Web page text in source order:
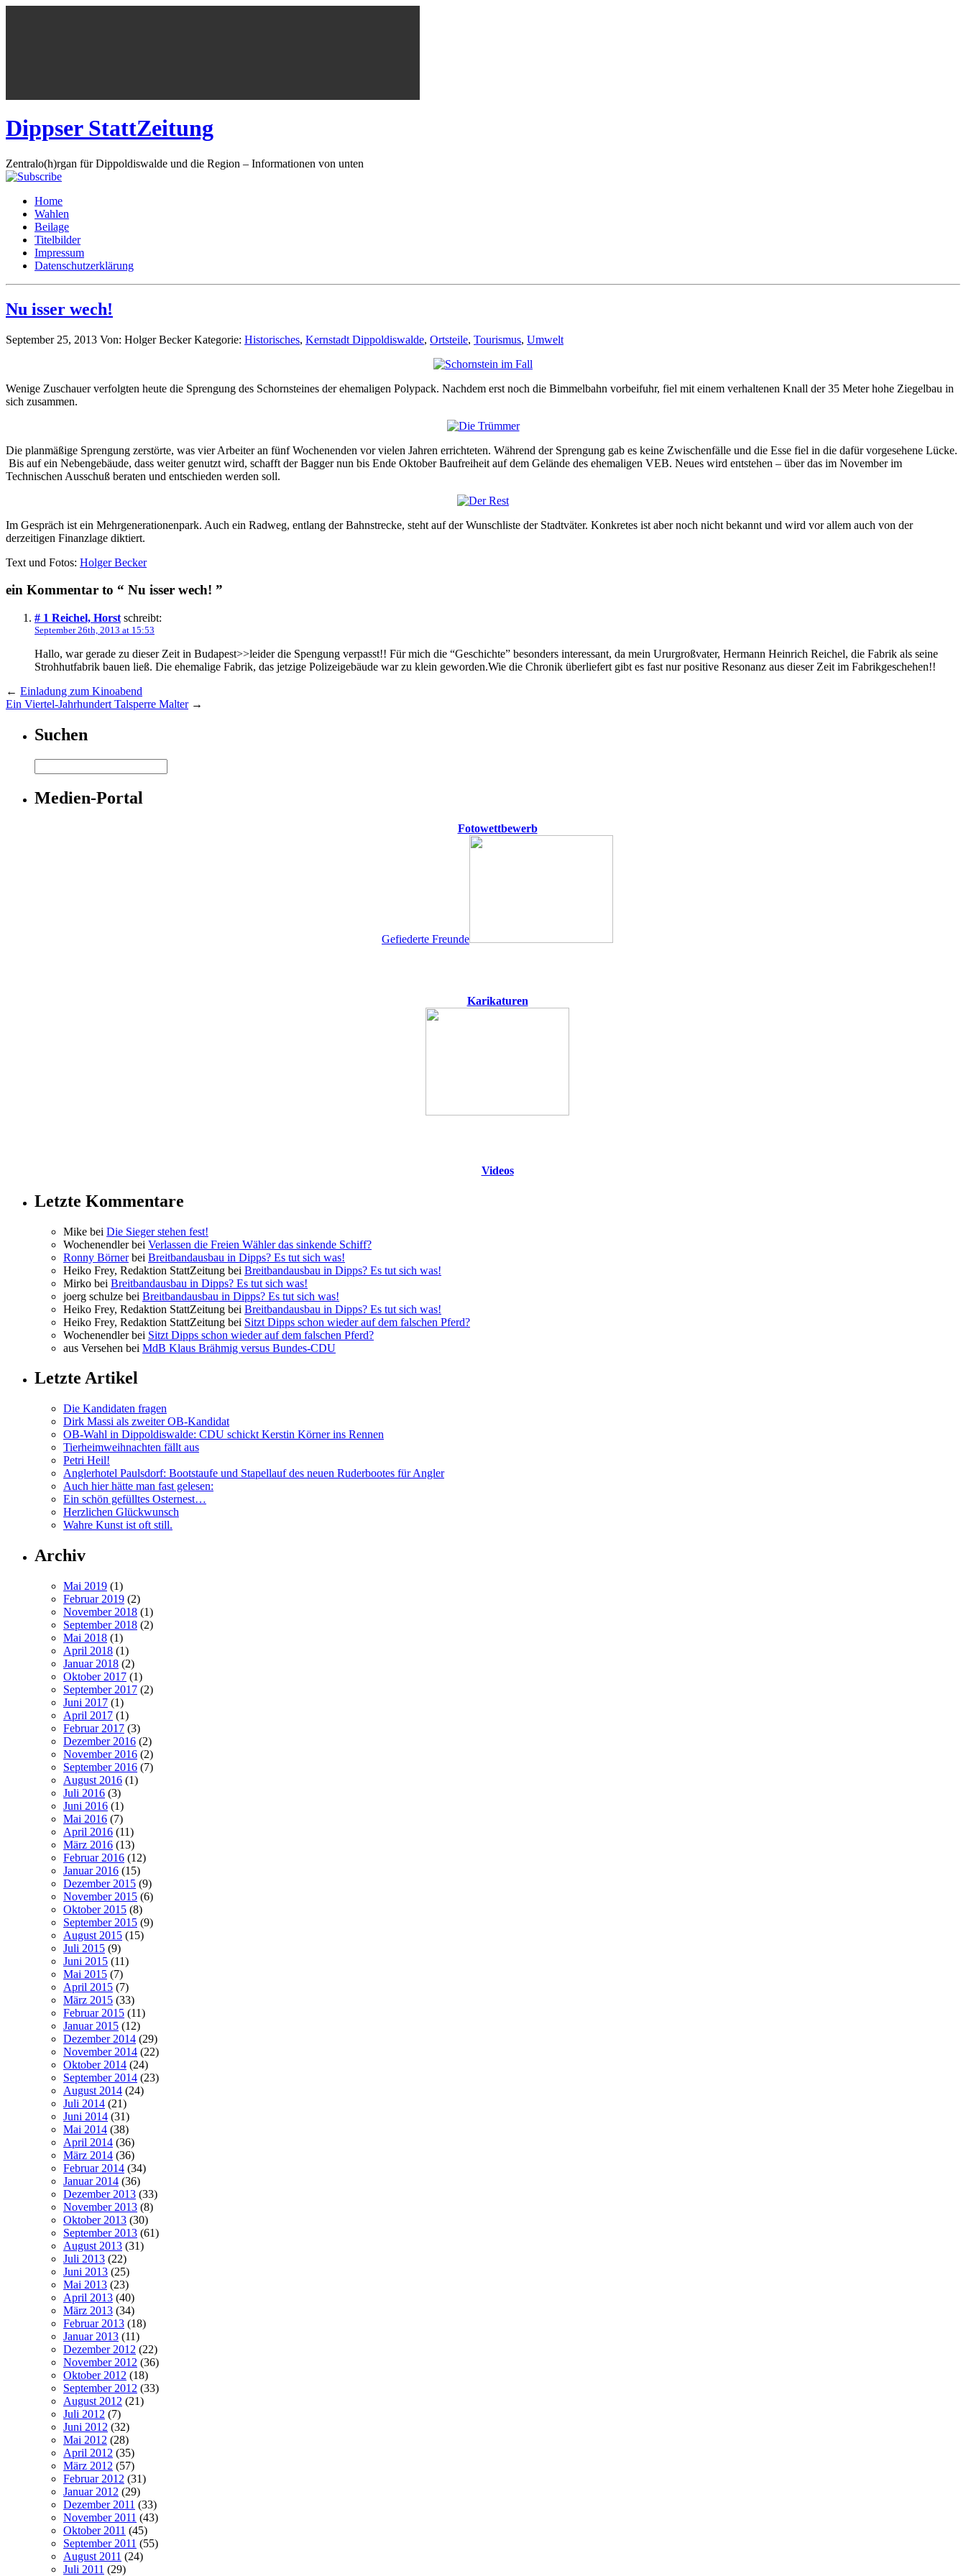
Dippser StattZeitung
Zentralo(h)rgan für Dippoldiswalde und die Region – Informationen von unten
Home
Wahlen
Beilage
Titelbilder
Impressum
Datenschutzerklärung
Nu isser wech!
September 25, 2013 Von: Holger BeckerKategorie: Historisches, Kernstadt Dippoldiswalde, Ortsteile, Tourismus, Umwelt
Wenige Zuschauer verfolgten heute die Sprengung des Schornsteines der ehemaligen Polypack. Nachdem erst noch die Bimmelbahn vorbeifuhr, fiel mit einem verhaltenen Knall der 35 Meter hohe Ziegelbau in
sich zusammen.
Die planmäßige Sprengung zerstörte, was vier Arbeiter an fünf Wochenenden vor vielen Jahren errichteten. Während der Sprengung gab es keine Zwischenfälle und die Esse fiel in die dafür vorgesehene Lücke.
Bis auf ein Nebengebäude, dass weiter genutzt wird, schafft der Bagger nun bis Ende Oktober Baufreiheit auf dem Gelände des ehemaligen VEB. Neues wird entstehen – über das im November im
Technischen Ausschuß beraten und entschieden werden soll.
Im Gespräch ist ein Mehrgenerationenpark. Auch ein Radweg, entlang der Bahnstrecke, steht auf der Wunschliste der Stadtväter. Konkretes ist aber noch nicht bekannt und wird vor allem auch von der
derzeitigen Finanzlage diktiert.
Text und Fotos: Holger Becker
ein Kommentar to “ Nu isser wech! ”
# 1 Reichel, Horst schreibt:
September 26th, 2013 at 15:53
Hallo, war gerade zu dieser Zeit in Budapest>>leider die Spengung verpasst!! Für mich die “Geschichte” besonders interessant, da mein Ururgroßvater, Hermann Heinrich Reichel, die Fabrik als seine
Strohhutfabrik bauen ließ. Die ehemalige Fabrik, das jetzige Polizeigebäude war zu klein geworden.Wie die Chronik überliefert gibt es fast nur positive Resonanz aus dieser Zeit im Fabrikgeschehen!!
← Einladung zum Kinoabend
Ein Viertel-Jahrhundert Talsperre Malter→
Suchen
Medien-Portal
Fotowettbewerb
Gefiederte Freunde
Karikaturen
Videos
Letzte Kommentare
Mike bei Die Sieger stehen fest!
Wochenendler bei Verlassen die Freien Wähler das sinkende Schiff?
Ronny Börnerbei Breitbandausbau in Dipps? Es tut sich was!
Heiko Frey, Redaktion StattZeitung bei Breitbandausbau in Dipps? Es tut sich was!
Mirko bei Breitbandausbau in Dipps? Es tut sich was!
joerg schulze bei Breitbandausbau in Dipps? Es tut sich was!
Heiko Frey, Redaktion StattZeitung bei Breitbandausbau in Dipps? Es tut sich was!
Heiko Frey, Redaktion StattZeitung bei Sitzt Dipps schon wieder auf dem falschen Pferd?
Wochenendler bei Sitzt Dipps schon wieder auf dem falschen Pferd?
aus Versehen bei MdB Klaus Brähmig versus Bundes-CDU
Letzte Artikel
Die Kandidaten fragen
Dirk Massi als zweiter OB-Kandidat
OB-Wahl in Dippoldiswalde: CDU schickt Kerstin Körner ins Rennen
Tierheimweihnachten fällt aus
Petri Heil!
Anglerhotel Paulsdorf: Bootstaufe und Stapellauf des neuen Ruderbootes für Angler
Auch hier hätte man fast gelesen:
Ein schön gefülltes Osternest…
Herzlichen Glückwunsch
Wahre Kunst ist oft still.
Archiv
Mai 2019 (1)
Februar 2019 (2)
November 2018 (1)
September 2018 (2)
Mai 2018 (1)
April 2018 (1)
Januar 2018 (2)
Oktober 2017 (1)
September 2017 (2)
Juni 2017 (1)
April 2017 (1)
Februar 2017 (3)
Dezember 2016 (2)
November 2016 (2)
September 2016 (7)
August 2016 (1)
Juli 2016 (3)
Juni 2016 (1)
Mai 2016 (7)
April 2016 (11)
März 2016 (13)
Februar 2016 (12)
Januar 2016 (15)
Dezember 2015 (9)
November 2015 (6)
Oktober 2015 (8)
September 2015 (9)
August 2015 (15)
Juli 2015 (9)
Juni 2015 (11)
Mai 2015 (7)
April 2015 (7)
März 2015 (33)
Februar 2015 (11)
Januar 2015 (12)
Dezember 2014 (29)
November 2014 (22)
Oktober 2014 (24)
September 2014 (23)
August 2014 (24)
Juli 2014 (21)
Juni 2014 (31)
Mai 2014 (38)
April 2014 (36)
März 2014 (36)
Februar 2014 (34)
Januar 2014 (36)
Dezember 2013 (33)
November 2013 (8)
Oktober 2013 (30)
September 2013 (61)
August 2013 (31)
Juli 2013 (22)
Juni 2013 (25)
Mai 2013 (23)
April 2013 (40)
März 2013 (34)
Februar 2013 (18)
Januar 2013 (11)
Dezember 2012 (22)
November 2012 (36)
Oktober 2012 (18)
September 2012 (33)
August 2012 (21)
Juli 2012 (7)
Juni 2012 (32)
Mai 2012 (28)
April 2012 (35)
März 2012 (57)
Februar 2012 (31)
Januar 2012 (29)
Dezember 2011 (33)
November 2011 (43)
Oktober 2011 (45)
September 2011 (55)
August 2011 (24)
Juli 2011 (29)